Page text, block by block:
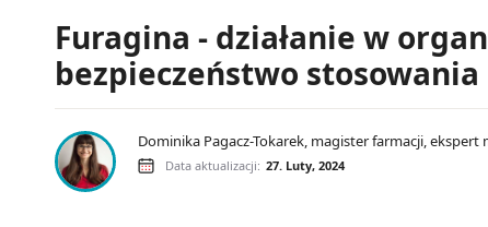
Furagina - działanie w
bezpieczeństwo stosowania
Dominika Pagacz-Tokarek, magister farmacji, ekspert
Data aktualizacji: 27. Luty, 2024